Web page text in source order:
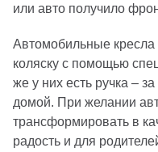
или авто получило
Автомобильные кресла
коляску с помощью
же у них есть ручка –
домой. При желании
трансформировать в
радость и для